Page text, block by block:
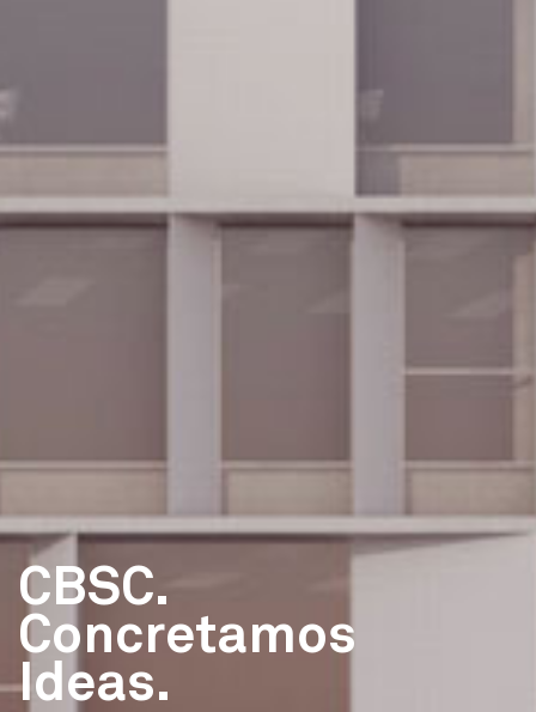
CBSC.
Concretamos
Ideas.